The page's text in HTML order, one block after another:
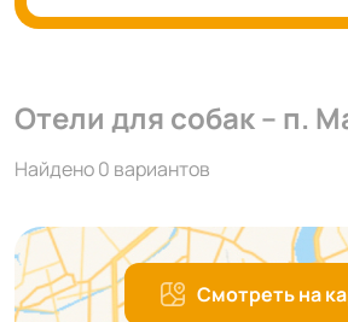
Отели для собак – п.
Найдено 0 вариантов
Смотреть на